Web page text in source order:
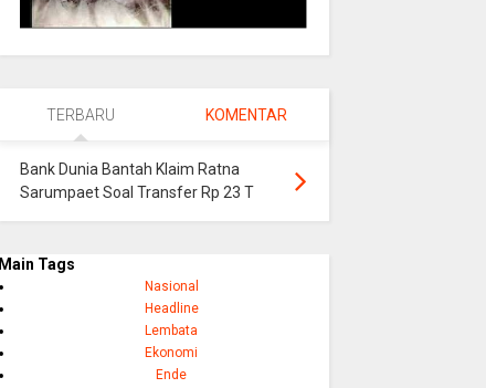
TERBARU KOMENTAR
Bank Dunia Bantah Klaim Ratna
Sarumpaet Soal Transfer Rp 23 T
Main Tags
Nasional
Headline
Lembata
Ekonomi
Ende